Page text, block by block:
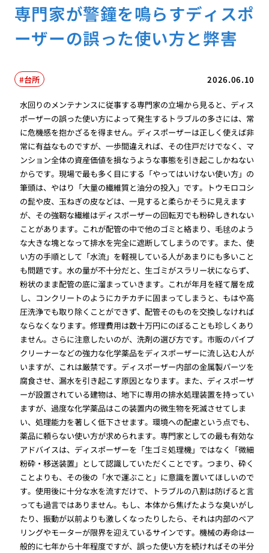
専門家が警鐘を鳴らすディスポ
ーザーの誤った使い方と弊害
2026.06.10
台所
水回りのメンテナンスに従事する専門家の立場から見ると、ディス
ポーザーの誤った使い方によって発生するトラブルの多さには、常
に危機感を抱かざるを得ません。ディスポーザーは正しく使えば非
常に有益なものですが、一歩間違えれば、その住戸だけでなく、マ
ンション全体の資産価値を損なうような事態を引き起こしかねない
からです。現場で最も多く目にする「やってはいけない使い方」の
筆頭は、やはり「大量の繊維質と油分の投入」です。トウモロコシ
の髭や皮、玉ねぎの皮などは、一見すると柔らかそうに見えます
が、その強靭な繊維はディスポーザーの回転刃でも粉砕しきれない
ことがあります。これが配管の中で他のゴミと絡まり、毛毬のよう
な大きな塊となって排水を完全に遮断してしまうのです。また、使
い方の手順として「水流」を軽視している人があまりにも多いこと
も問題です。水の量が不十分だと、生ゴミがスラリー状にならず、
粉状のまま配管の底に溜まっていきます。これが年月を経て層を成
し、コンクリートのようにカチカチに固まってしまうと、もはや高
圧洗浄でも取り除くことができず、配管そのものを交換しなければ
ならなくなります。修理費用は数十万円にのぼることも珍しくあり
ません。さらに注意したいのが、洗剤の選び方です。市販のパイプ
クリーナーなどの強力な化学薬品をディスポーザーに流し込む人が
いますが、これは厳禁です。ディスポーザー内部の金属製パーツを
腐食させ、漏水を引き起こす原因となります。また、ディスポーザ
ーが設置されている建物は、地下に専用の排水処理装置を持ってい
ますが、過度な化学薬品はこの装置内の微生物を死滅させてしま
い、処理能力を著しく低下させます。環境への配慮という点でも、
薬品に頼らない使い方が求められます。専門家としての最も有効な
アドバイスは、ディスポーザーを「生ゴミ処理機」ではなく「微細
粉砕・移送装置」として認識していただくことです。つまり、砕く
ことよりも、その後の「水で運ぶこと」に意識を置いてほしいので
す。使用後に十分な水を流すだけで、トラブルの八割は防げると言
っても過言ではありません。もし、本体から焦げたような臭いがし
たり、振動が以前よりも激しくなったりしたら、それは内部のベア
リングやモーターが限界を迎えているサインです。機械の寿命は一
般的に七年から十年程度ですが、誤った使い方を続ければその半分